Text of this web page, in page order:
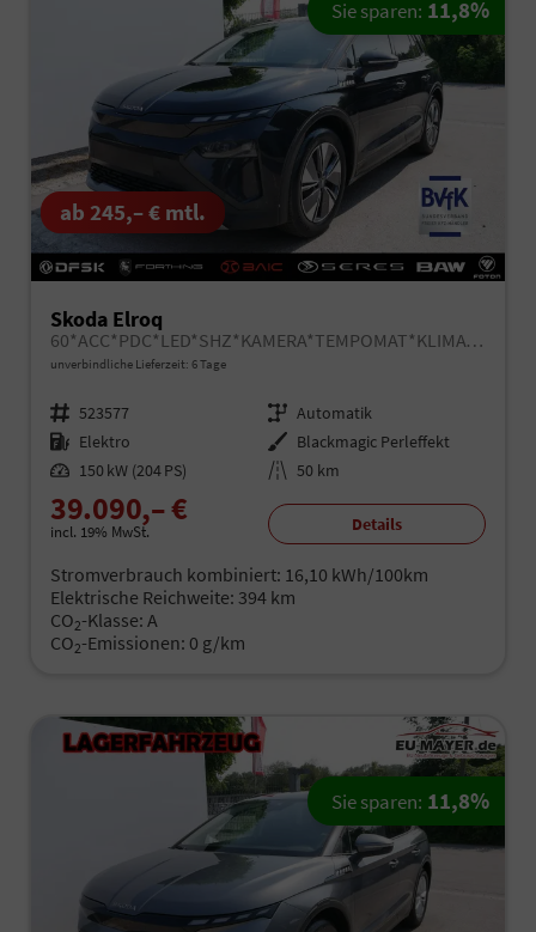
ab 245,– € mtl.
Skoda Elroq
60*ACC*PDC*LED*SHZ*KAMERA*TEMPOMAT*KLIMA*SMARTLINK*EL-HECKKLAPPE*19-ZOLL
unverbindliche Lieferzeit: 6 Tage
Fahrzeugnr. 523577 Getriebe Automatik
Kraftstoff Elektro Außenfarbe Blackmagic Perleffekt
Leistung 150 kW (204 PS) Kilometerstand 50 km
39.090,– €
incl. 19% MwSt.
Sie sparen: 11,8%
Details
Stromverbrauch kombiniert: 16,10 kWh/100km
Elektrische Reichweite: 394 km
CO2-Klasse: A
CO2-Emissionen: 0 g/km
Sie sparen: 11,8%